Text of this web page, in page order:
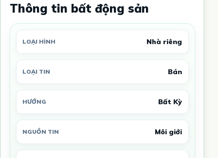
Thông tin bất động sản
LOẠI HÌNH Nhà riêng
LOẠI TIN Bán
HƯỚNG Bất Kỳ
NGUỒN TIN Môi giới